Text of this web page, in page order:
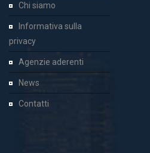
Chi siamo
Informativa sulla
privacy
Agenzie aderenti
News
Contatti